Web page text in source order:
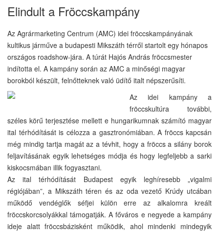
Elindult a Fröccskampány
Az Agrármarketing Centrum (AMC) idei fröccskampányának
kultikus járműve a budapesti Mikszáth térről startolt egy hónapos
országos roadshow-jára. A túrát Hajós András fröccsmester
indította el. A kampány során az AMC a minőségi magyar
borokból készült, felnőtteknek való üdítő italt népszerűsíti.
Az idei kampány a
fröccskultúra további,
széles körű terjesztése mellett e hungarikumnak számító magyar
ital térhódítását is célozza a gasztronómiában. A fröccs kapcsán
még mindig tartja magát az a tévhit, hogy a fröccs a silány borok
feljavításának egyik lehetséges módja és hogy legfeljebb a sarki
kiskocsmában illik fogyasztani.
Az ital térhódítását Budapest egyik leghíresebb „vigalmi
régiójában”, a Mikszáth téren és az oda vezető Krúdy utcában
működő vendéglők séfjei külön erre az alkalomra kreált
fröccskorcsolyákkal támogatják. A főváros e negyede a kampány
ideje alatt fröccsbázisként működik, ahol mindenki mindegyik